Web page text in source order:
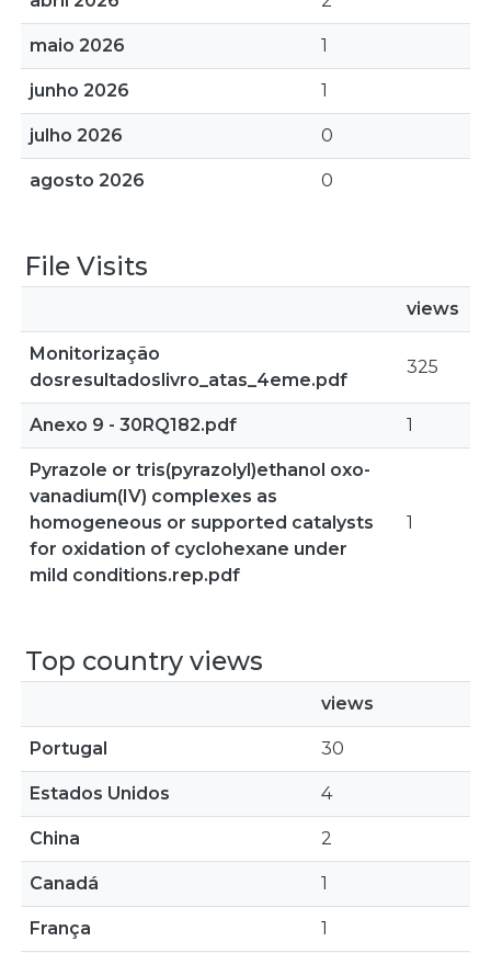
maio 2026 1
junho 2026 1
julho 2026 0
agosto 2026 0
File Visits
views
Monitorização
dosresultadoslivro_atas_4eme.pdf
325
Anexo 9 - 30RQ182.pdf 1
Pyrazole or tris(pyrazolyl)ethanol oxo-
vanadium(IV) complexes as
homogeneous or supported catalysts
for oxidation of cyclohexane under
mild conditions.rep.pdf
1
Top country views
views
Portugal 30
Estados Unidos 4
China 2
Canadá 1
França 1